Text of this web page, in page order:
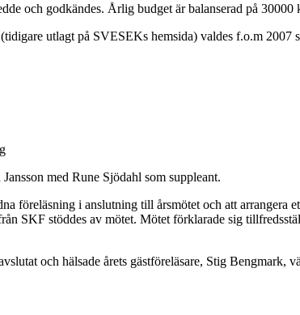
och godkändes. Årlig budget är balanserad på 30000
utlagt på SVESEKs hemsida) valdes f.o.m 2007
med Rune Sjödahl som suppleant.
föreläsning i anslutning till årsmötet och att arrangera
SKF stöddes av mötet. Mötet förklarade sig
och hälsade årets gästföreläsare, Stig Bengmark,